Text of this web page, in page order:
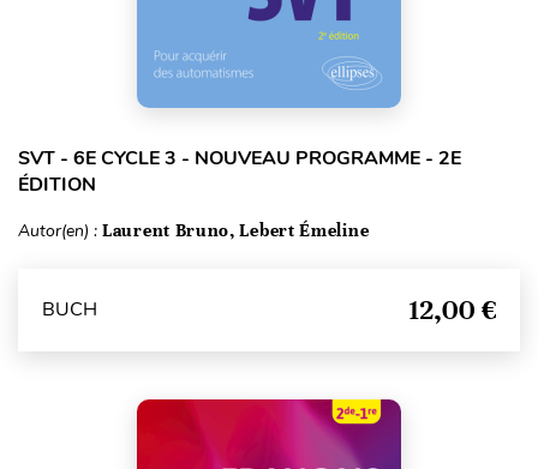
SVT - 6E CYCLE 3 - NOUVEAU PROGRAMME - 2E
ÉDITION
Autor(en) : Laurent Bruno, Lebert Émeline
BUCH 12,00 €